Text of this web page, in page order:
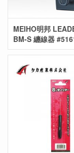
MEIHO明邦
BM-S 纏線器